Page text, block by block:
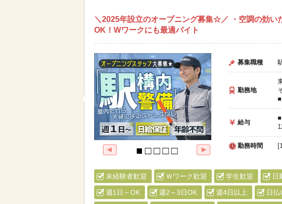
＼2025年設立のオープニング募集☆／ ・空調の効い
OK！Wワークにも最適バイト
募集職種
勤務地
給与
勤務時間
未経験者歓迎 Ｗワーク歓迎 学生歓迎 日
週1日～OK 週2～3日OK 週4日以上 日払